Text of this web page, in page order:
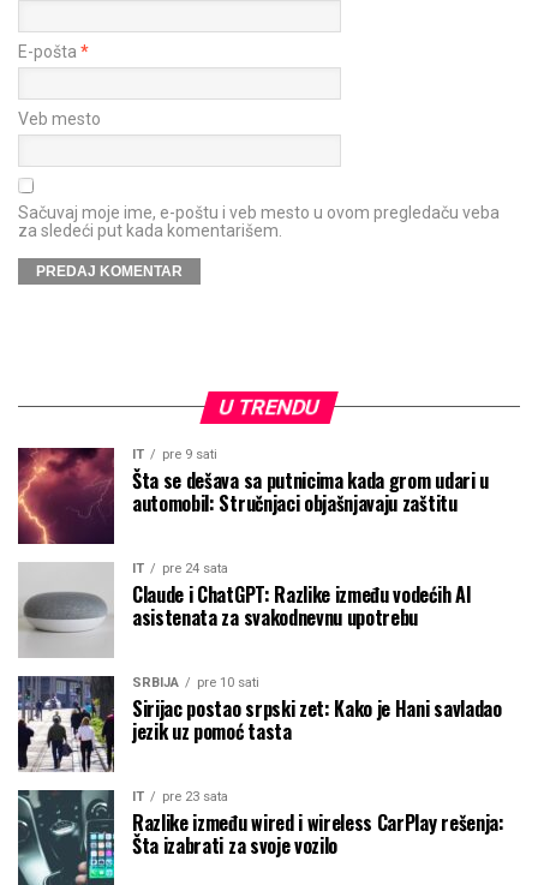
E-pošta *
Veb mesto
Sačuvaj moje ime, e-poštu i veb mesto u ovom pregledaču veba
za sledeći put kada komentarišem.
U TRENDU
IT pre 9 sati
Šta se dešava sa putnicima kada grom udari u
automobil: Stručnjaci objašnjavaju zaštitu
IT pre 24 sata
Claude i ChatGPT: Razlike između vodećih AI
asistenata za svakodnevnu upotrebu
SRBIJA pre 10 sati
Sirijac postao srpski zet: Kako je Hani savladao
jezik uz pomoć tasta
IT pre 23 sata
Razlike između wired i wireless CarPlay rešenja:
Šta izabrati za svoje vozilo